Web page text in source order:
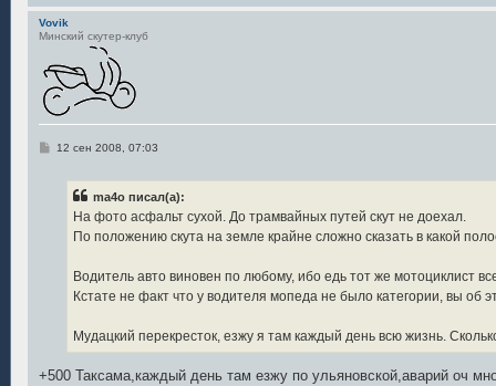
Vovik
Минский скутер-клуб
С12 сен 2008, 07:03
ma4o писал(а):
На фото асфальт сухой. До трамвайных путей скут не доехал.
По положению скута на земле крайне сложно сказать в какой
Водитель авто виновен по любому, ибо едь тот же мотоциклист
Кстате не факт что у водителя мопеда не было категории, вы об
Мудацкий перекресток, езжу я там каждый день всю жизнь.
+500 Таксама,каждый день там езжу по ульяновской,аварий оч